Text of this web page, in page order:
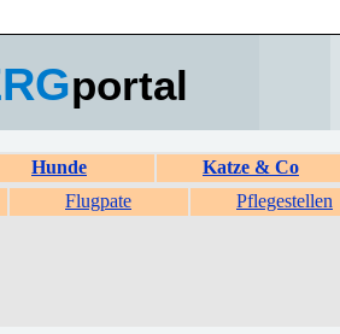
portal
Hunde
Katze & Co
Flugpate Pflegestellen